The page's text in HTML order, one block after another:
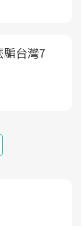
騙台灣7